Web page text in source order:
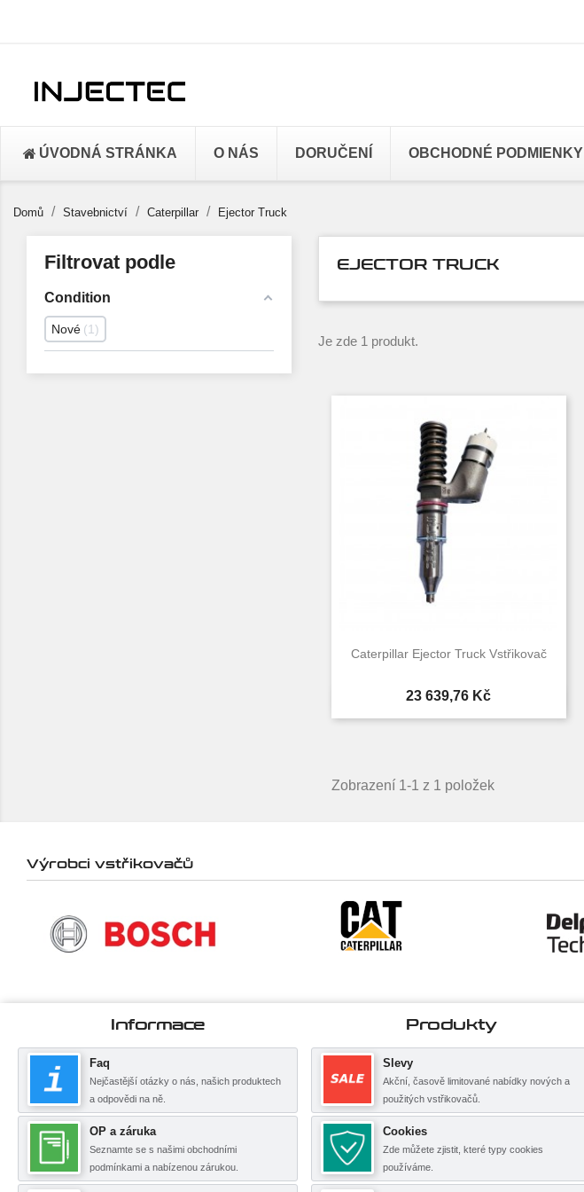
ÚVODNÁ STRÁNKA O NÁS DORUČENÍ OBCHODNÉ PODMIENKY
Domů Stavebnictví Caterpillar Ejector Truck
Filtrovat podle
Condition
Nové 1
EJECTOR TRUCK
Je zde 1 produkt.
Caterpillar Ejector Truck Vstřikovač
Cena
23 639,76 Kč
 Rychlý náhled
Zobrazení 1-1 z 1 položek
Výrobci vstřikovačů
Informace
Faq
Nejčastější otázky o nás, našich produktech
a odpovědi na ně.
OP a záruka
Seznamte se s našimi obchodními
podmínkami a nabízenou zárukou.
Produkty
Slevy
Akční, časově limitované nabídky nových a
použitých vstřikovačů.
Cookies
Zde můžete zjistit, které typy cookies
používáme.